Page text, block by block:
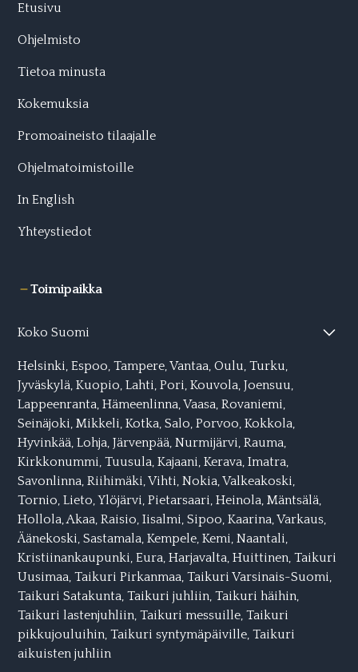
Etusivu
Ohjelmisto
Tietoa minusta
Kokemuksia
Promoaineisto tilaajalle
Ohjelmatoimistoille
In English
Yhteystiedot
Toimipaikka
Koko Suomi
Helsinki,Espoo,Tampere,Vantaa,Oulu,Turku,
Jyväskylä,Kuopio,Lahti, Pori,Kouvola,Joensuu,
Lappeenranta,Hämeenlinna,Vaasa,Rovaniemi,
Seinäjoki,Mikkeli, Kotka,Salo,Porvoo,Kokkola,
Hyvinkää,Lohja,Järvenpää,Nurmijärvi,Rauma,
Kirkkonummi,Tuusula,Kajaani,Kerava,Imatra,
Savonlinna,Riihimäki,Vihti,Nokia,Valkeakoski,
Tornio,Lieto,Ylöjärvi,Pietarsaari,Heinola,Mäntsälä,
Hollola,Akaa,Raisio,Iisalmi,Sipoo,Kaarina,Varkaus,
Äänekoski,Sastamala,Kempele,Kemi,Naantali,
Kristiinankaupunki,Eura,Harjavalta,Huittinen, Taikuri
Uusimaa,Taikuri Pirkanmaa,Taikuri Varsinais-Suomi,
Taikuri Satakunta,Taikuri juhliin,Taikuri häihin,
Taikuri lastenjuhliin,Taikuri messuille,Taikuri
pikkujouluihin,Taikuri syntymäpäiville,Taikuri
aikuisten juhliin